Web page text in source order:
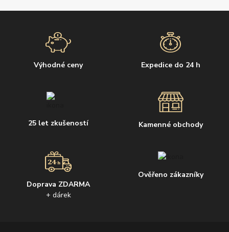
Výhodné ceny Expedice do 24 h
25 let zkušeností Kamenné obchody
Doprava ZDARMA
+ dárek
Ověřeno zákazníky